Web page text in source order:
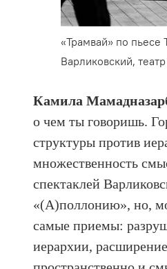
«Трамвай» по
Варликовский,
Камила
о чем ты говоришь.
структуры против
множественность
спектаклей
«(А)поллонию», но,
самые приемы:
иерархии,